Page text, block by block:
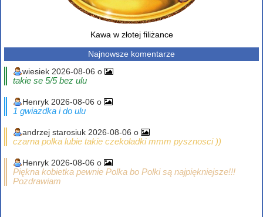
Kawa w złotej filiżance
Najnowsze komentarze
wiesiek 2026-08-06 o
takie se 5/5 bez ulu
Henryk 2026-08-06 o
1 gwiazdka i do ulu
andrzej starosiuk 2026-08-06 o
czarna polka lubie takie czekoladki mmm pysznosci ))
Henryk 2026-08-06 o
Piękna kobietka pewnie Polka bo Polki są najpiękniejsze!!!
Pozdrawiam